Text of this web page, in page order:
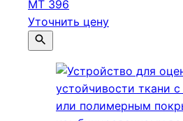
МТ 396
Уточнить цену